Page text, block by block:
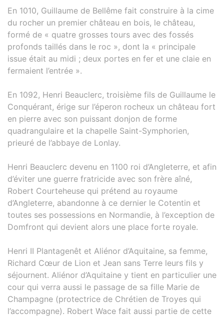
En 1010, Guillaume de Bellême fait construire à la cime
du rocher un premier château en bois, le château,
formé de « quatre grosses tours avec des fossés
profonds taillés dans le roc », dont la « principale
issue était au midi ; deux portes en fer et une claie en
fermaient l’entrée ».
En 1092, Henri Beauclerc, troisième fils de Guillaume le
Conquérant, érige sur l’éperon rocheux un château fort
en pierre avec son puissant donjon de forme
quadrangulaire et la chapelle Saint-Symphorien,
prieuré de l’abbaye de Lonlay.
Henri Beauclerc devenu en 1100 roi d’Angleterre, et afin
d’éviter une guerre fratricide avec son frère aîné,
Robert Courteheuse qui prétend au royaume
d’Angleterre, abandonne à ce dernier le Cotentin et
toutes ses possessions en Normandie, à l’exception de
Domfront qui devient alors une place forte royale.
Henri II Plantagenêt et Aliénor d’Aquitaine, sa femme,
Richard Cœur de Lion et Jean sans Terre leurs fils y
séjournent. Aliénor d’Aquitaine y tient en particulier une
cour qui verra aussi le passage de sa fille Marie de
Champagne (protectrice de Chrétien de Troyes qui
l’accompagne). Robert Wace fait aussi partie de cette